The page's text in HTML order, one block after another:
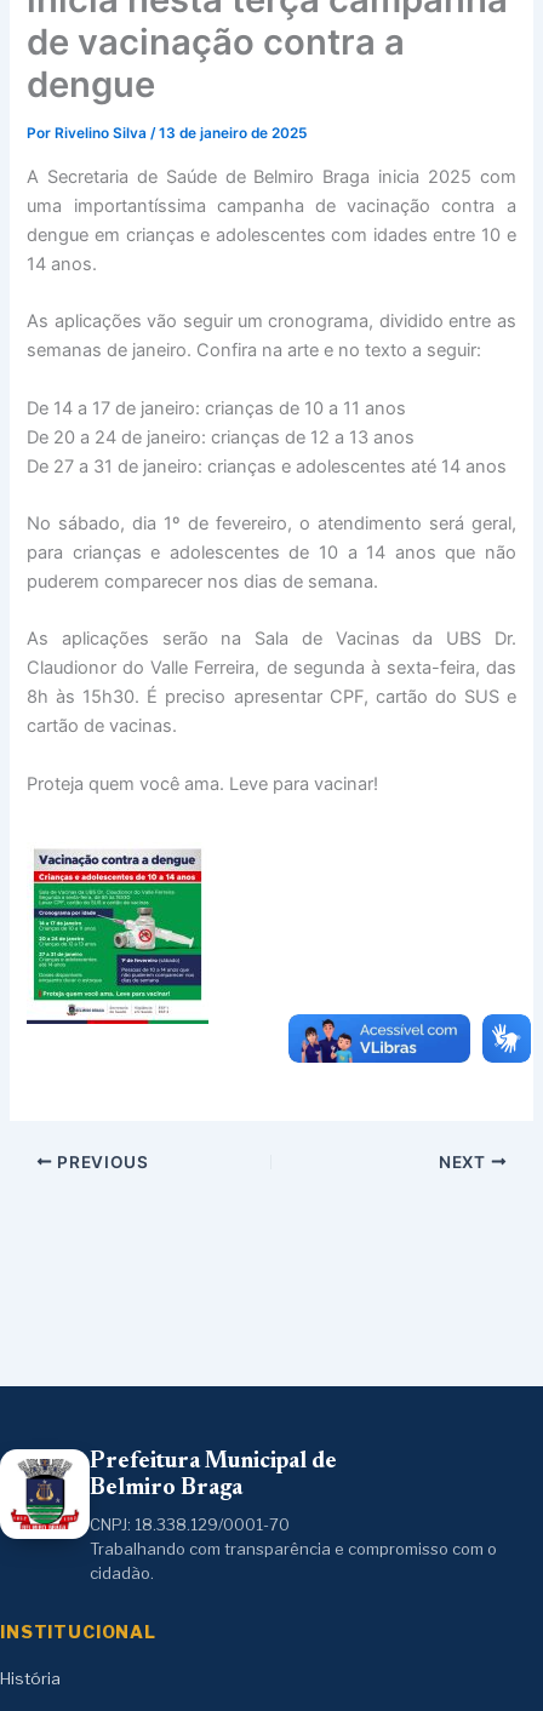
de vacinação contra a
dengue
Por Rivelino Silva/13 de janeiro de 2025
A Secretaria de Saúde de Belmiro Braga inicia 2025 com
uma importantíssima campanha de vacinação contra a
dengue em crianças e adolescentes com idades entre 10 e
14 anos.
As aplicações vão seguir um cronograma, dividido entre as
semanas de janeiro. Confira na arte e no texto a seguir:
De 14 a 17 de janeiro: crianças de 10 a 11 anos
De 20 a 24 de janeiro: crianças de 12 a 13 anos
De 27 a 31 de janeiro: crianças e adolescentes até 14 anos
No sábado, dia 1º de fevereiro, o atendimento será geral,
para crianças e adolescentes de 10 a 14 anos que não
puderem comparecer nos dias de semana.
As aplicações serão na Sala de Vacinas da UBS Dr.
Claudionor do Valle Ferreira, de segunda à sexta-feira, das
8h às 15h30. É preciso apresentar CPF, cartão do SUS e
cartão de vacinas.
Proteja quem você ama. Leve para vacinar!
PREVIOUS NEXT
Prefeitura Municipal de
Belmiro Braga
CNPJ: 18.338.129/0001-70
Trabalhando com transparência e compromisso com o
cidadão.
INSTITUCIONAL
História